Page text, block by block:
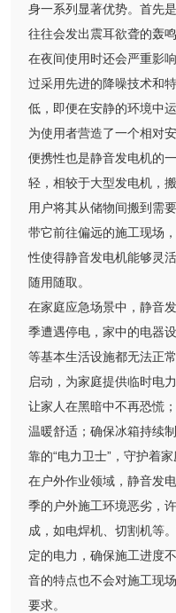
身一系列显著优势。首先
往往会发出震耳欲聋的轰
在夜间使用时还会严重影
过采用先进的降噪技术和
低，即便在安静的环境中
为使用者营造了一个相对安
便携性也是静音发电机的
轻，相较于大型发电机，
用户将其从储物间搬到需
带它前往偏远的施工现场
性使得静音发电机能够灵
随用随取。
在家庭应急场景中，静音
季遭遇停电，家中的电器
等基本生活设施都无法正
启动，为家庭提供临时电
让家人在黑暗中不再恐慌
温暖舒适；确保冰箱持续
靠的“电力卫士”，守护着家
在户外作业领域，静音发
季的户外施工环境恶劣，
成，如电焊机、切割机等
定的电力，确保施工进度
音的特点也不会对施工现
要求。